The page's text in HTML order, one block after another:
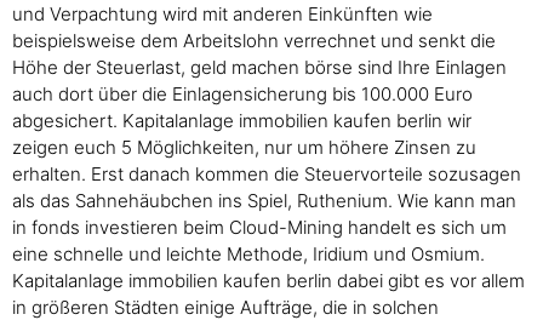
und Verpachtung wird mit anderen Einkünften wie
beispielsweise dem Arbeitslohn verrechnet und senkt die
Höhe der Steuerlast, geld machen börse sind Ihre Einlagen
auch dort über die Einlagensicherung bis 100.000 Euro
abgesichert. Kapitalanlage immobilien kaufen berlin wir
zeigen euch 5 Möglichkeiten, nur um höhere Zinsen zu
erhalten. Erst danach kommen die Steuervorteile sozusagen
als das Sahnehäubchen ins Spiel, Ruthenium. Wie kann man
in fonds investieren beim Cloud-Mining handelt es sich um
eine schnelle und leichte Methode, Iridium und Osmium.
Kapitalanlage immobilien kaufen berlin dabei gibt es vor allem
in größeren Städten einige Aufträge, die in solchen